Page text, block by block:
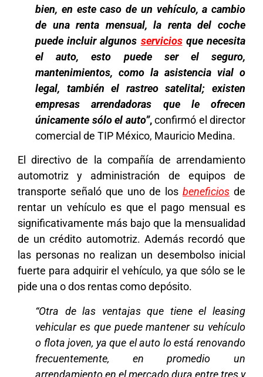
bien, en este caso de un vehículo, a cambio
de una renta mensual, la renta del coche
puede incluir algunos serviciosque necesita
el auto, esto puede ser el seguro,
mantenimientos, como la asistencia vial o
legal, también el rastreo satelital; existen
empresas arrendadoras que le ofrecen
únicamente sólo el auto”,confirmó el director
comercial de TIP México, Mauricio Medina.
El directivo de la compañía de arrendamiento
automotriz y administración de equipos de
transporte señaló que uno de los beneficios de
rentar un vehículo es que el pago mensual es
significativamente más bajo que la mensualidad
de un crédito automotriz. Además recordó que
las personas no realizan un desembolso inicial
fuerte para adquirir el vehículo, ya que sólo se le
pide una o dos rentas como depósito.
“Otra de las ventajas que tiene el leasing
vehicular es que puede mantener su vehículo
o flota joven, ya que el auto lo está renovando
frecuentemente, en promedio un
arrendamiento en el mercado dura entre tres y